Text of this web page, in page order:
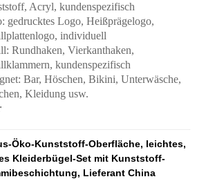
Acryl, kundenspezifisch
gedrucktes Logo, Heißprägelogo,
individuell
Rundhaken, Vierkanthaken,
kundenspezifisch
Bar, Höschen, Bikini, Unterwäsche,
Kleidung usw.
Öko-Kunststoff-Oberfläche, leichtes,
Kleiderbügel-Set mit Kunststoff-
Lieferant China